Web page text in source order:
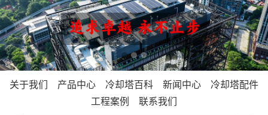
关于我们 产品中心 冷却塔百科 新闻中心
冷却塔配件
工程案例
联系我们